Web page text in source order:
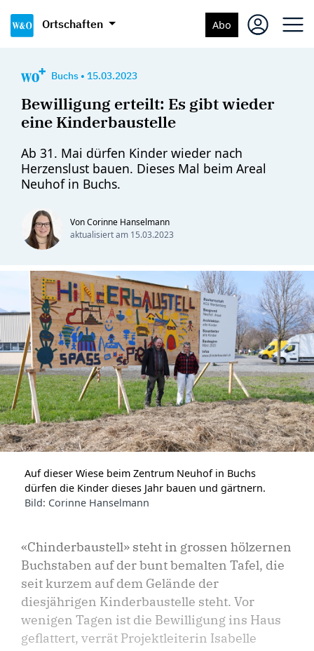
Ortschaften Abo
Buchs • 15.03.2023
Bewilligung erteilt: Es gibt wieder
eine Kinderbaustelle
Ab 31. Mai dürfen Kinder wieder nach
Herzenslust bauen. Dieses Mal beim Areal
Neuhof in Buchs.
Von Corinne Hanselmann
aktualisiert am 15.03.2023
Auf dieser Wiese beim Zentrum Neuhof in Buchs
dürfen die Kinder dieses Jahr bauen und gärtnern.
Bild: Corinne Hanselmann
«Chinderbaustell» steht in grossen hölzernen
Buchstaben auf der bunt bemalten Tafel, die
seit kurzem auf dem Gelände der
diesjährigen Kinderbaustelle steht. Vor
wenigen Tagen ist die Bewilligung ins Haus
geflattert, verrät Projektleiterin Isabelle